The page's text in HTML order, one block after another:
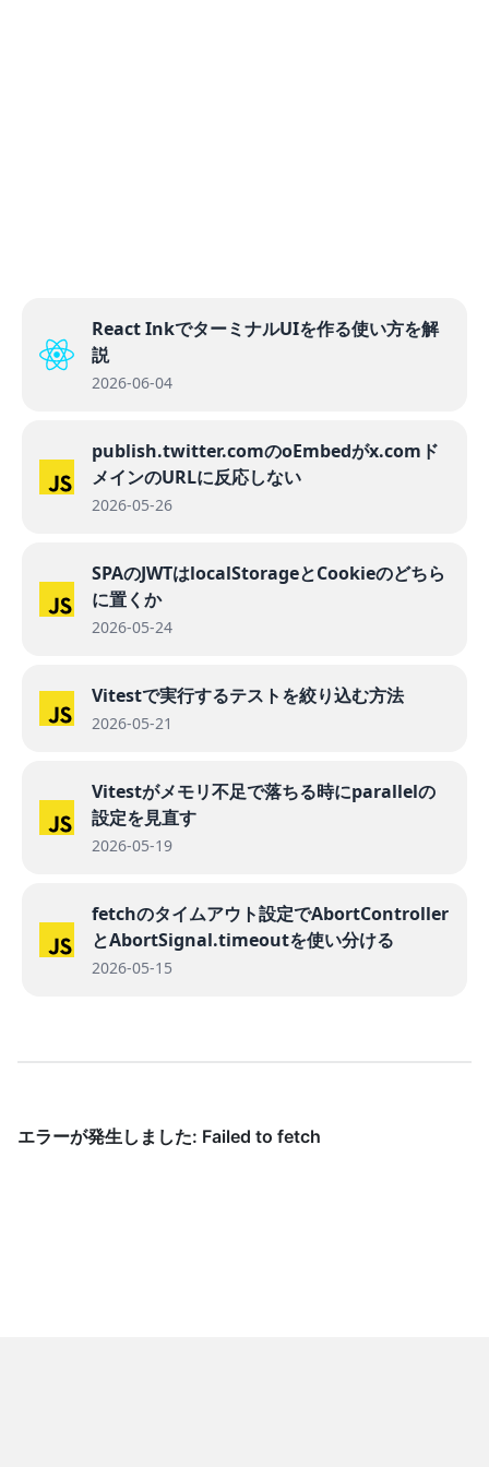
React InkでターミナルUIを作る使い方を解
説
2026-06-04
publish.twitter.comのoEmbedがx.comド
メインのURLに反応しない
2026-05-26
SPAのJWTはlocalStorageとCookieのどちら
に置くか
2026-05-24
Vitestで実行するテストを絞り込む方法
2026-05-21
Vitestがメモリ不足で落ちる時にparallelの
設定を見直す
2026-05-19
fetchのタイムアウト設定でAbortController
とAbortSignal.timeoutを使い分ける
2026-05-15